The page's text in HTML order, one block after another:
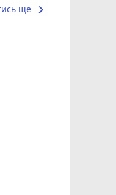
ще keyboard_arrow_right